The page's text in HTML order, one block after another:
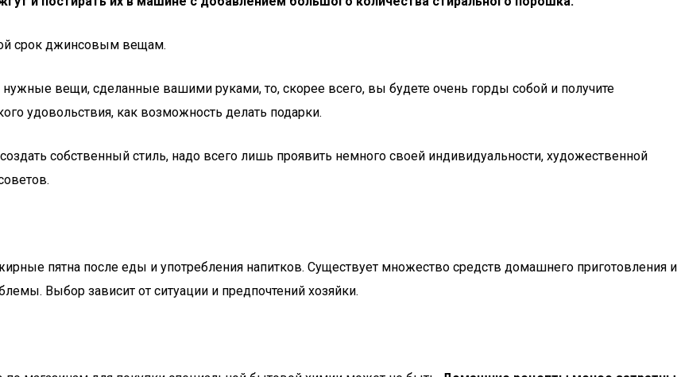
срок джинсовым вещам.
вещи, сделанные вашими руками, то, скорее всего, вы будете очень горды собой и получите
удовольствия, как возможность делать подарки.
собственный стиль, надо всего лишь проявить немного своей индивидуальности, художественной
пятна после еды и употребления напитков. Существует множество средств домашнего приготовления и
Выбор зависит от ситуации и предпочтений хозяйки.